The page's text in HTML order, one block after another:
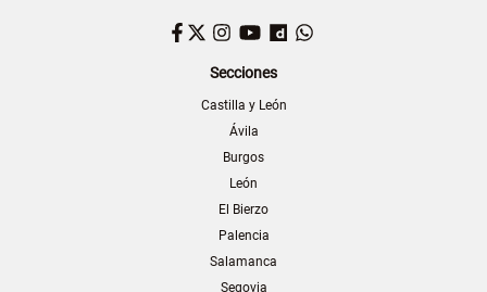
Facebook
TwitterInstagram
YouTubeDailymotion
Secciones
Castilla y León
Ávila
Burgos
León
El Bierzo
Palencia
Salamanca
Segovia